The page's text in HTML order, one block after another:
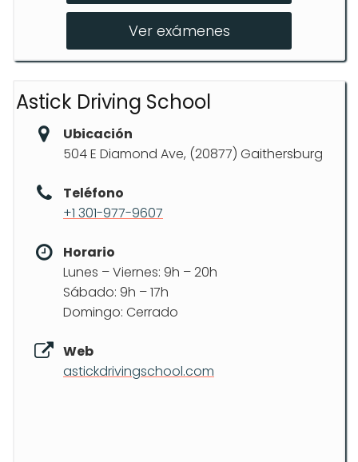
Road Test Training
Ver exámenes
Astick Driving School
Ubicación
504 E Diamond Ave, (20877) Gaithersburg
Teléfono
+1 301-977-9607
Horario
Lunes – Viernes: 9h – 20h
Sábado: 9h – 17h
Domingo: Cerrado
Web
astickdrivingschool.com